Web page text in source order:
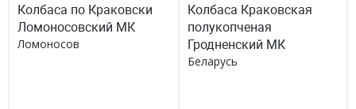
Колбаса по Краковски
Ломоносовский МК
Ломоносов
Колбаса Краковская
полукопченая
Гродненский МК
Беларусь